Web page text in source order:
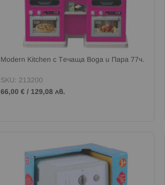
Modern Kitchen с Течаща Вода и Пара 77ч.
SKU: 213200
66,00 € / 129,08 лв.